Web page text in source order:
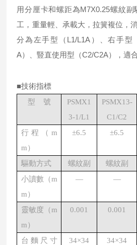
用分厘卡和螺距為M7X0.25螺紋
工，重量輕、承載大，拉簧複位，
分為左手型（L1/L1A）、右手型
A）、豎直使用型（C2/C2A），適
■技術指標
型 號
PSMX1
3-1/L1
PSMX13-
C1/C2
行程
（m
m）
±6.5 ±6.5
驅動方式 螺紋副 螺紋副
小讀數 （m
m）
— —
靈敏度 （m
m）
0.001 0.001
台麵尺寸
34×34 34×34